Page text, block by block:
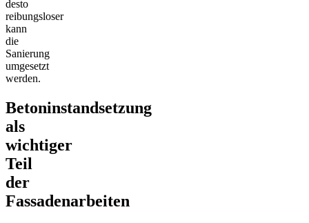
desto
reibungsloser
kann
die
Sanierung
umgesetzt
werden.
Betoninstandsetzung
als
wichtiger
Teil
der
Fassadenarbeiten